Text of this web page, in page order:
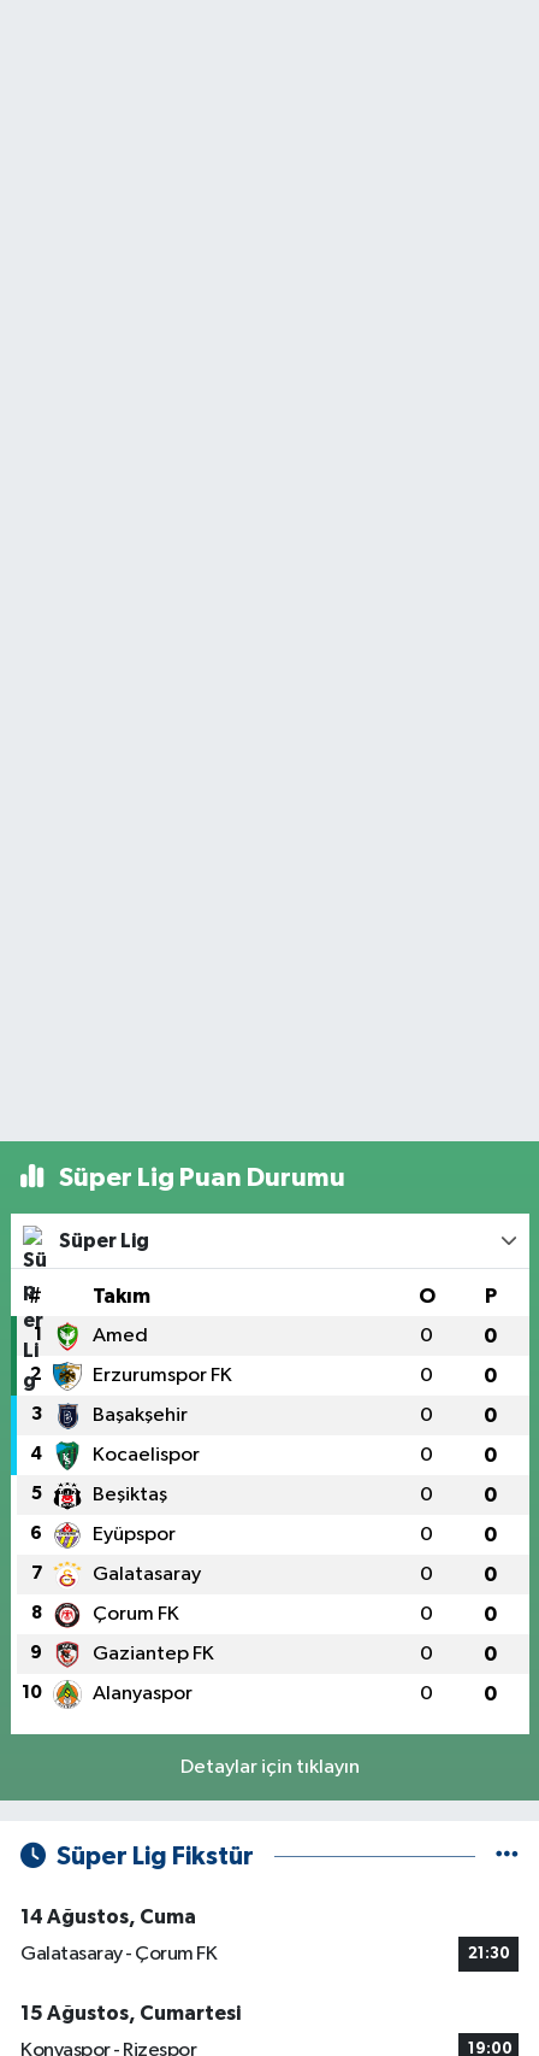
Süper Lig Puan Durumu
Süper Lig
# Takım O P
1 Amed 0 0
2 Erzurumspor FK 0 0
3 Başakşehir 0 0
4 Kocaelispor 0 0
5 Beşiktaş 0 0
6 Eyüpspor 0 0
7 Galatasaray 0 0
8 Çorum FK 0 0
9 Gaziantep FK 0 0
10 Alanyaspor 0 0
Detaylar için tıklayın
Süper Lig Fikstür
14 Ağustos, Cuma
Galatasaray - Çorum FK
21:30
15 Ağustos, Cumartesi
Konyaspor - Rizespor
19:00